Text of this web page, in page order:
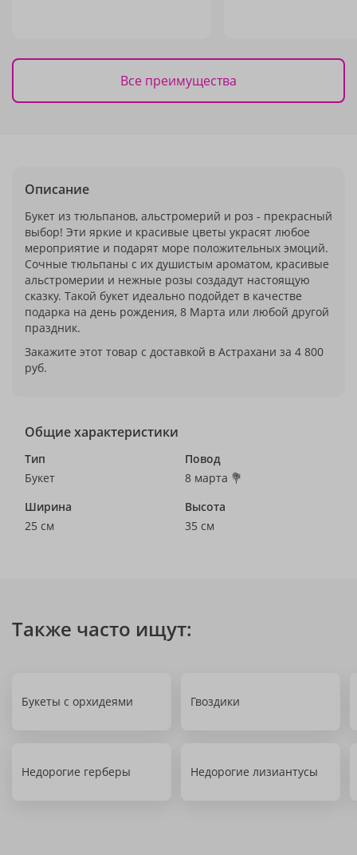
Все преимущества
Описание
Букет из тюльпанов, альстромерий и роз - прекрасный
выбор! Эти яркие и красивые цветы украсят любое
мероприятие и подарят море положительных эмоций.
Сочные тюльпаны с их душистым ароматом, красивые
альстромерии и нежные розы создадут настоящую
сказку. Такой букет идеально подойдет в качестве
подарка на день рождения, 8 Марта или любой другой
праздник.
Закажите этот товар с доставкой в Астрахани за 4 800
руб.
Общие характеристики
Тип
Букет
Повод
8 марта 💐
Ширина
25 см
Высота
35 см
Также часто ищут:
Букеты с орхидеями Гвоздики
Недорогие герберы Недорогие лизиантусы